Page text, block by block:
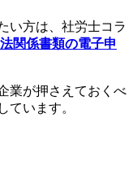
い方は、社労士コラ
関係書類の電子申
業が押さえておくべ
ています。